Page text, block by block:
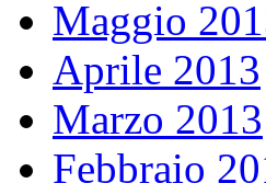
Maggio
Aprile 2013
Marzo 2013
Febbraio